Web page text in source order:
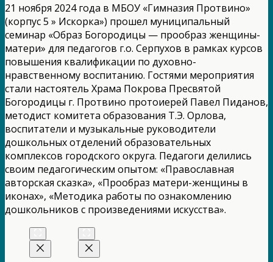
21 ноября 2024 года в МБОУ «Гимназия Протвино»
(корпус 5 » Искорка») прошел муниципальный
семинар «Образ Богородицы — прообраз женщины-
матери» для педагогов г.о. Серпухов в рамках курсов
повышения квалификации по духовно-
нравственному воспитанию. Гостями мероприятия
стали настоятель Храма Покрова Пресвятой
Богородицы г. Протвино протоиерей Павел Пиданов,
методист комитета образования Т.Э. Орлова,
воспитатели и музыкальные руководители
дошкольных отделений образовательных
комплексов городского округа. Педагоги делились
своим педагогическим опытом: «Православная
авторская сказка», «Прообраз матери-женщины в
иконах», «Методика работы по ознакомлению
дошкольников с произведениями искусства».